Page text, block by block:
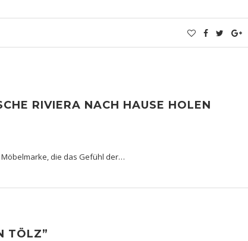
RIVIERA NACH HAUSE HOLEN
die das Gefühl der…
TÖLZ”